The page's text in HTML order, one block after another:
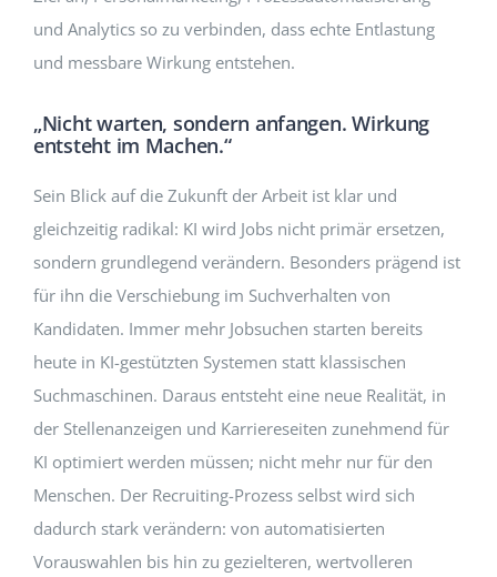
und Analytics so zu verbinden, dass echte Entlastung
und messbare Wirkung entstehen.
„Nicht warten, sondern anfangen. Wirkung
entsteht im Machen.“
Sein Blick auf die Zukunft der Arbeit ist klar und
gleichzeitig radikal: KI wird Jobs nicht primär ersetzen,
sondern grundlegend verändern. Besonders prägend ist
für ihn die Verschiebung im Suchverhalten von
Kandidaten. Immer mehr Jobsuchen starten bereits
heute in KI-gestützten Systemen statt klassischen
Suchmaschinen. Daraus entsteht eine neue Realität, in
der Stellenanzeigen und Karriereseiten zunehmend für
KI optimiert werden müssen; nicht mehr nur für den
Menschen. Der Recruiting-Prozess selbst wird sich
dadurch stark verändern: von automatisierten
Vorauswahlen bis hin zu gezielteren, wertvolleren